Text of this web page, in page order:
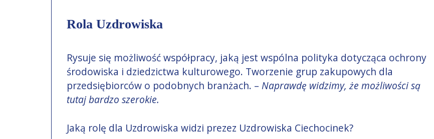
Rola Uzdrowiska
Rysuje się możliwość współpracy, jaką jest wspólna polityka dotycząca ochrony
środowiska i dziedzictwa kulturowego. Tworzenie grup zakupowych dla
przedsiębiorców o podobnych branżach. – Naprawdę widzimy, że możliwości są
tutaj bardzo szerokie.
Jaką rolę dla Uzdrowiska widzi prezez Uzdrowiska Ciechocinek?